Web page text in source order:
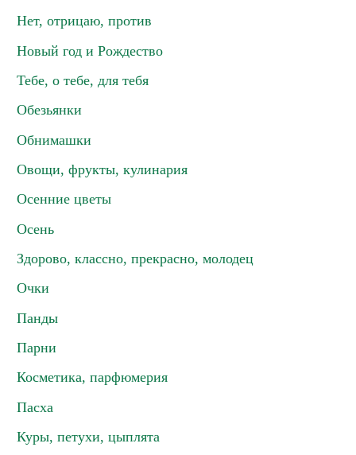
Нет, отрицаю, против
Новый год и Рождество
Тебе, о тебе, для тебя
Обезьянки
Обнимашки
Овощи, фрукты, кулинария
Осенние цветы
Осень
Здорово, классно, прекрасно, молодец
Очки
Панды
Парни
Косметика, парфюмерия
Пасха
Куры, петухи, цыплята